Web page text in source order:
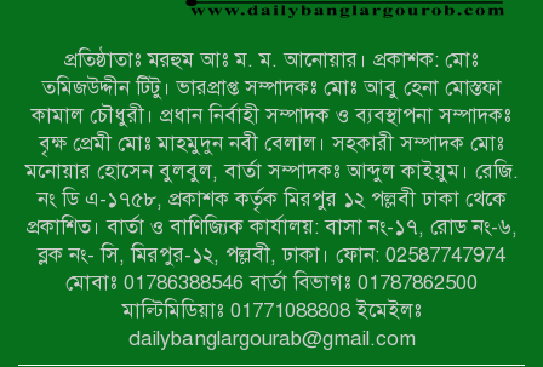
নীলফামারী কমিটি নিয়ে প্রশ্ন, প্রতিবাদে
দরিয়ানগরে প্যারাসেইলিং দুর্ঘটনায় পর্যটক
নিহত: হত্যা মামলার প্রধান আসামি ঢাকায়
র‌্যাবের জালে
আদাচাকী দক্ষিণপাড়া ফ্রেন্ডস ক্লাবের
আয়োজনে ফুটবল টুর্নামেন্টের ফাইনাল
অনুষ্ঠিত
নওগাঁর বদলগাছীতে মানাপের
সচেতনতামূলক নাটক ‘পালাবদল’ মঞ্চস্থ
প্রতিষ্ঠাতাঃ মরহুম আঃ ম. ম. আনোয়ার। প্রকাশক: মোঃ
তমিজউদ্দীন টিটু। ভারপ্রাপ্ত সম্পাদকঃ মোঃ আবু হেনা মোস্তফা
কামাল চৌধুরী। প্রধান নির্বাহী সম্পাদক ও ব্যবস্থাপনা সম্পাদকঃ
বৃক্ষ প্রেমী মোঃ মাহমুদুন নবী বেলাল। সহকারী সম্পাদক মোঃ
মনোয়ার হোসেন বুলবুল, বার্তা সম্পাদকঃ আব্দুল কাইয়ুম। রেজি.
নং ডি এ-১৭৫৮, প্রকাশক কর্তৃক মিরপুর ১২ পল্লবী ঢাকা থেকে
প্রকাশিত। বার্তা ও বাণিজ্যিক কার্যালয়: বাসা নং-১৭, রোড নং-৬,
ব্লক নং- সি, মিরপুর-১২, পল্লবী, ঢাকা। ফোন: 02587747974
মোবাঃ 01786388546 বার্তা বিভাগঃ 01787862500
মাল্টিমিডিয়াঃ 01771088808 ইমেইলঃ
dailybanglargourab@gmail.com